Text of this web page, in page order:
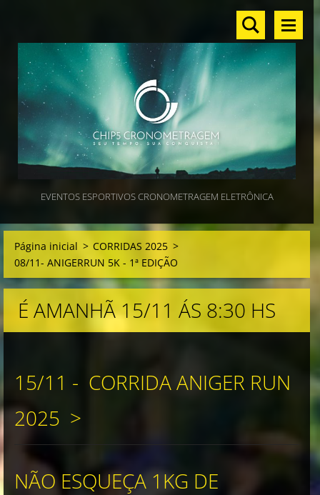
EVENTOS ESPORTIVOS CRONOMETRAGEM ELETRÔNICA
Página inicial > CORRIDAS 2025 >
08/11- ANIGERRUN 5K - 1ª EDIÇÃO
É AMANHÃ 15/11 ÁS 8:30 HS
15/11 - CORRIDA ANIGER RUN
2025 >
NÃO ESQUEÇA 1KG DE